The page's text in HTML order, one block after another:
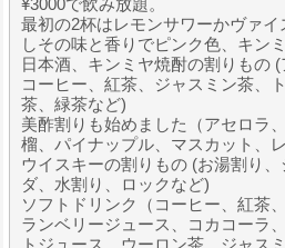
¥3000で飲み放題。
最初の2杯はレモンサワーかヴァ
しその味と香りでピンク色、キン
日本酒、キンミヤ焼酎の割りもの (
コーヒー、紅茶、ジャスミン茶、
茶、緑茶など)
美酢割りも始めました（アセロラ
榴、パイナップル、マスカット、レ
ウイスキーの割りもの (お湯割り
ダ、水割り、ロックなど)
ソフトドリンク（コーヒー、紅茶
ランベリージュース、コカコーラ